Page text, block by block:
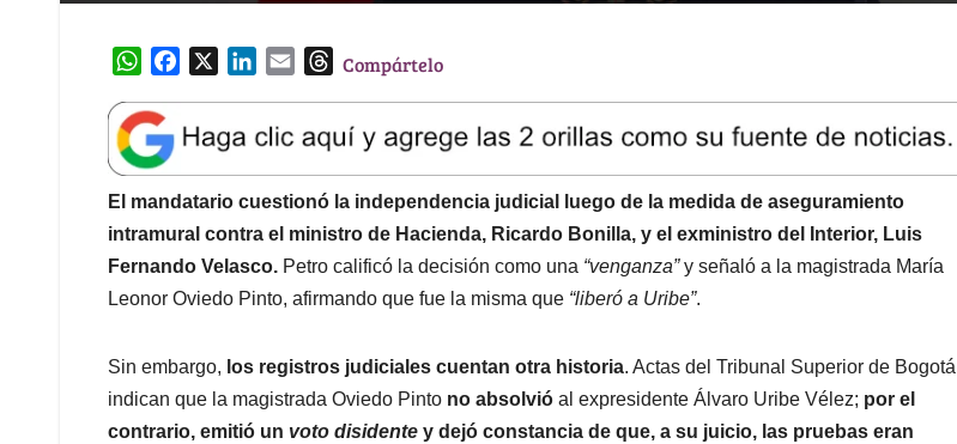
W
a
t
s
A
p
p
e
b
o
o
k
k
e
d
I
n
l
T
e
a
d
s
Compártelo
El mandatario cuestionó la independencia judicial luego de la medida de aseguramiento
intramural contra el ministro de Hacienda, Ricardo Bonilla, y el exministro del Interior, Luis
Fernando Velasco. Petro calificó la decisión como una “venganza”y señaló a la magistrada María
Leonor Oviedo Pinto, afirmando que fue la misma que “liberó a Uribe”.
Sin embargo, los registros judiciales cuentan otra historia. Actas del Tribunal Superior de Bogotá
indican que la magistrada Oviedo Pinto no absolvió al expresidente Álvaro Uribe Vélez; por el
contrario, emitió un voto disidente y dejó constancia de que, a su juicio, las pruebas eran